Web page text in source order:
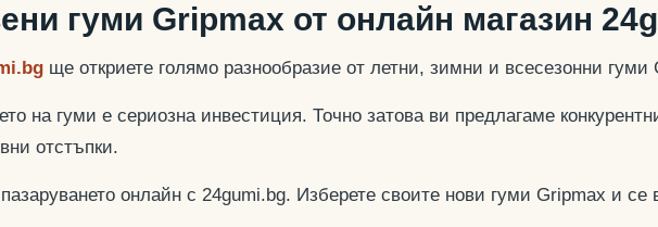
гуми Gripmax от онлайн магазин
ще откриете голямо разнообразие от летни, зимни и всесезонни
на гуми е сериозна инвестиция. Точно затова ви предлагаме
отстъпки.
онлайн с 24gumi.bg. Изберете своите нови гуми Gripmax и